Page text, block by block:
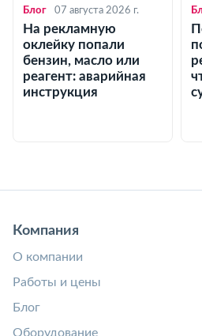
Блог 07 августа 2026 г.
На рекламную
оклейку попали
бензин, масло или
реагент: аварийная
инструкция
Компания
О компании
Работы и цены
Блог
Оборудование